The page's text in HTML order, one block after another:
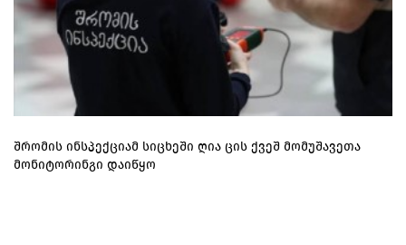
შრომის ინსპექციამ სიცხეში ღია ცის ქვეშ მომუშავეთა
მონიტორინგი დაიწყო